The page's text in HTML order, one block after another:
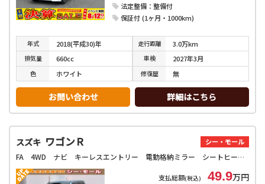
法定整備：整備付
保証付 (1ヶ月・1000km)
年式 2018(平成30)年 走行距離 3.0万km
排気量 660cc 車検 2027年3月
色 ホワイト 修復歴 無
お問い合わせ 詳細はこちら
スズキ ワゴンＲ シー・モール
FA 4WD ナビ キーレスエントリー 電動格納ミラー シートヒーター ベンチシート CVT 盗難防止システム ABS 衝突安全ボディ エアコン パワーステアリング パワーウィンドウ 運転席エアバッグ
支払総額(税込) 49.9万円